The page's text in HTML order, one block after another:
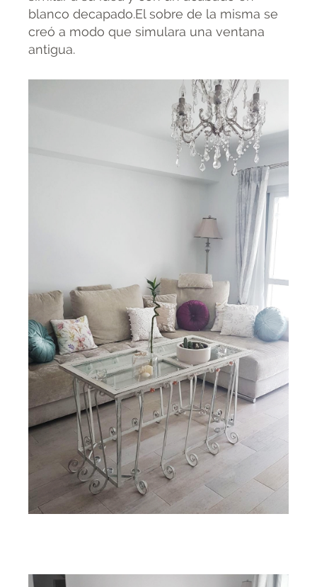
blanco decapado.El sobre de la misma se
creó a modo que simulara una ventana
antigua.